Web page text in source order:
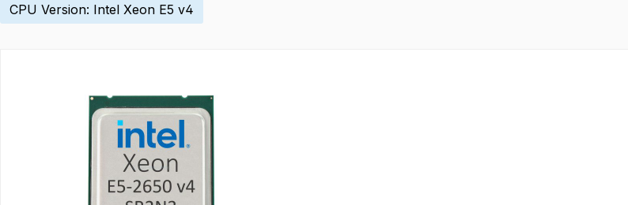
CPU Version: Intel Xeon E5 v4